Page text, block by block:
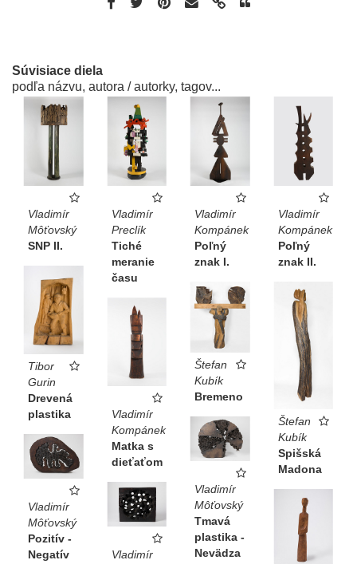
Súvisiace diela
podľa názvu, autora / autorky, tagov...
Vladimír
Môťovský
SNP II.
Vladimír
Preclík
Tiché
meranie
času
Vladimír
Kompánek
Poľný
znak I.
Vladimír
Kompánek
Poľný
znak II.
Tibor
Gurin
Drevená
plastika
Štefan
Kubík
Bremeno
Štefan
Kubík
Spišská
Madona
Vladimír
Kompánek
Matka s
dieťaťom
Vladimír
Môťovský
Tmavá
plastika -
Nevädza
Vladimír
Môťovský
Pozitív -
Negatív
Vladimír